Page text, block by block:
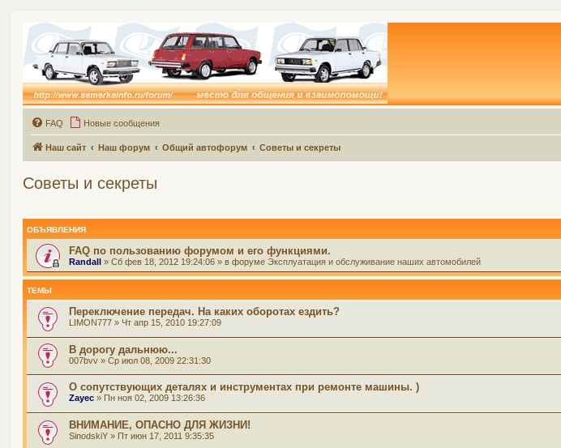
FAQ Новые сообщения
Наш сайт Наш форум Общий автофорум Советы и секреты
Советы и секреты
ОБЪЯВЛЕНИЯ
FAQ по пользованию форумом и его функциями.
Randall » Сб фев 18, 2012 19:24:06 » в форуме Эксплуатация и обслуживание наших автомобилей
ТЕМЫ
Переключение передач. На каких оборотах ездить?
LIMON777 » Чт апр 15, 2010 19:27:09
В дорогу дальнюю...
007bvv » Ср июл 08, 2009 22:31:30
О сопутствующих деталях и инструментах при ремонте машины. )
Zayec » Пн ноя 02, 2009 13:26:36
ВНИМАНИЕ, ОПАСНО ДЛЯ ЖИЗНИ!
SinodskiY » Пт июн 17, 2011 9:35:35